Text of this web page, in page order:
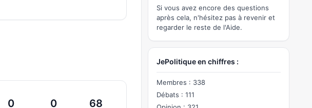
0 0 68
Si vous avez encore des questions
après cela, n'hésitez pas à revenir et
regarder le reste de l'Aide.
JePolitique en chiffres :
Membres : 338
Débats : 111